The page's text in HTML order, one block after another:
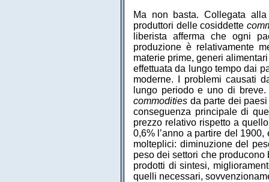
Ma non basta. Collegata
produttori delle cosiddette
liberista afferma che ogni
produzione è relativamente
materie prime, generi
effettuata da lungo tempo dai
moderne. I problemi causati
lungo periodo e uno di breve.
commodities da parte dei
conseguenza principale di
prezzo relativo rispetto a
0,6% l’anno a partire del
molteplici: diminuzione del
peso dei settori che
prodotti di sintesi,
quelli necessari,